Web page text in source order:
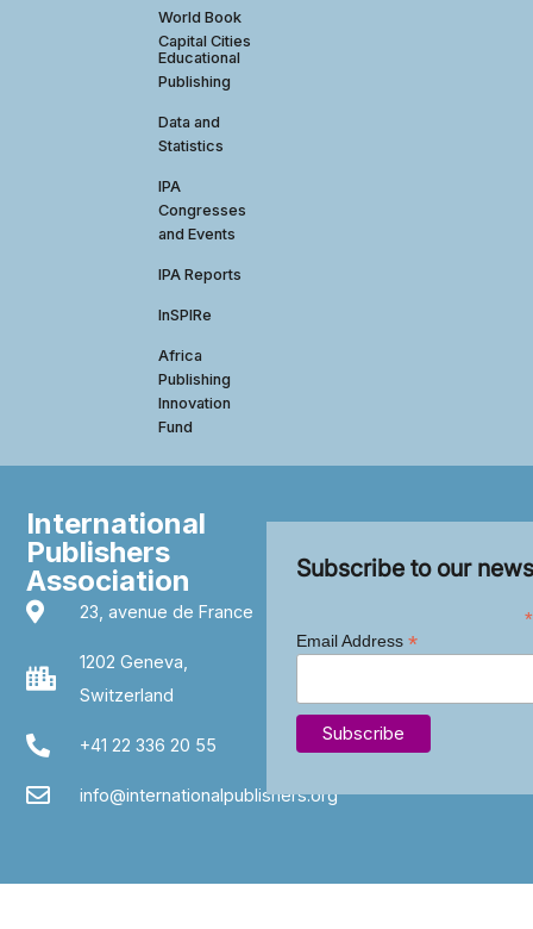
World Book
Capital Cities
Educational
Publishing
Data and
Statistics
IPA
Congresses
and Events
IPA Reports
InSPIRe
Africa
Publishing
Innovation
Fund
International
Publishers
Association
23, avenue de France
1202 Geneva,
Switzerland
+41 22 336 20 55
info@internationalpublishers.org
Subscribe to our
*
Email Address *